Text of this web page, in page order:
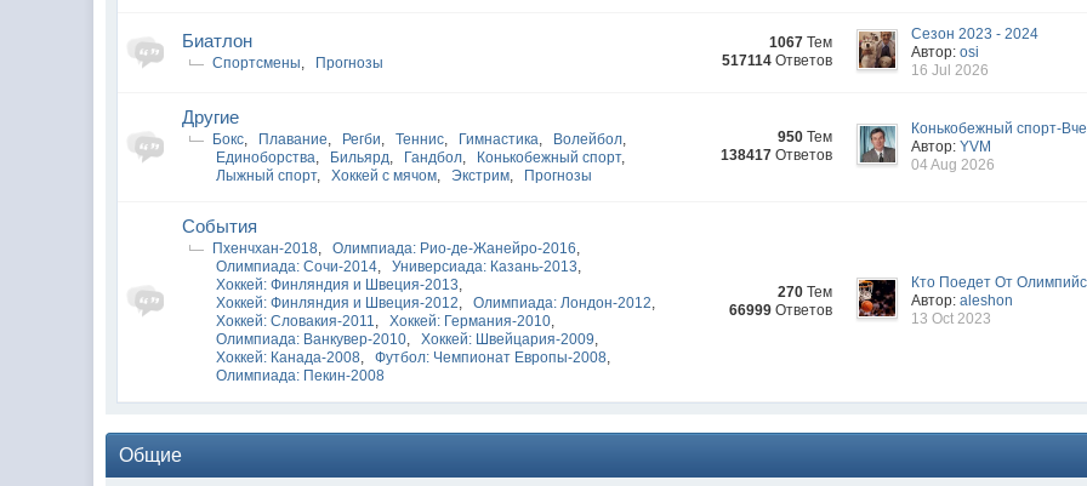
Биатлон
Спортсмены, Прогнозы
1067 Тем
517114 Ответов
Сезон 2023 - 2024
Автор:osi
16 Jul 2026
Другие
Бокс, Плавание, Регби, Теннис, Гимнастика, Волейбол,
Единоборства, Бильярд, Гандбол, Конькобежный спорт,
Лыжный спорт, Хоккей с мячом, Экстрим, Прогнозы
950 Тем
138417 Ответов
Конькобежный спорт-
Автор:YVM
04 Aug 2026
Cобытия
Пхенчхан-2018, Олимпиада: Рио-де-Жанейро-2016,
Олимпиада: Сочи-2014, Универсиада: Казань-2013,
Хоккей: Финляндия и Швеция-2013,
Хоккей: Финляндия и Швеция-2012, Олимпиада: Лондон-2012,
Хоккей: Словакия-2011, Хоккей: Германия-2010,
Олимпиада: Ванкувер-2010, Хоккей: Швейцария-2009,
Хоккей: Канада-2008, Футбол: Чемпионат Европы-2008,
Олимпиада: Пекин-2008
270 Тем
66999 Ответов
Кто Поедет От
Автор:aleshon
13 Oct 2023
Общие